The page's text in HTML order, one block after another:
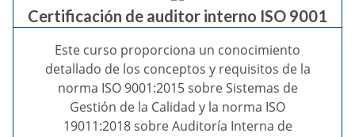
Certificación de auditor interno ISO 9001
Este curso proporciona un conocimiento
detallado de los conceptos y requisitos de la
norma ISO 9001:2015 sobre Sistemas de
Gestión de la Calidad y la norma ISO
19011:2018 sobre Auditoría Interna de